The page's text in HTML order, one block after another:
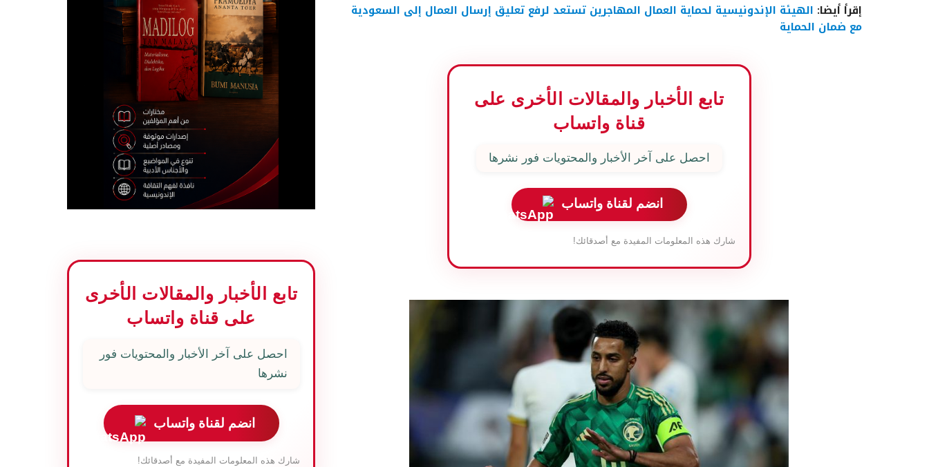
إقرأ أيضا: الهيئة الإندونيسية لحماية العمال المهاجرين تستعد لرفع تعليق إرسال العمال إلى السعودية
مع ضمان الحماية
تابع الأخبار والمقالات الأخرى على
قناة واتساب
احصل على آخر الأخبار والمحتويات فور نشرها
انضم لقناة واتساب
شارك هذه المعلومات المفيدة مع أصدقائك!
تابع الأخبار والمقالات الأخرى
على قناة واتساب
احصل على آخر الأخبار والمحتويات فور
نشرها
انضم لقناة واتساب
شارك هذه المعلومات المفيدة مع أصدقائك!